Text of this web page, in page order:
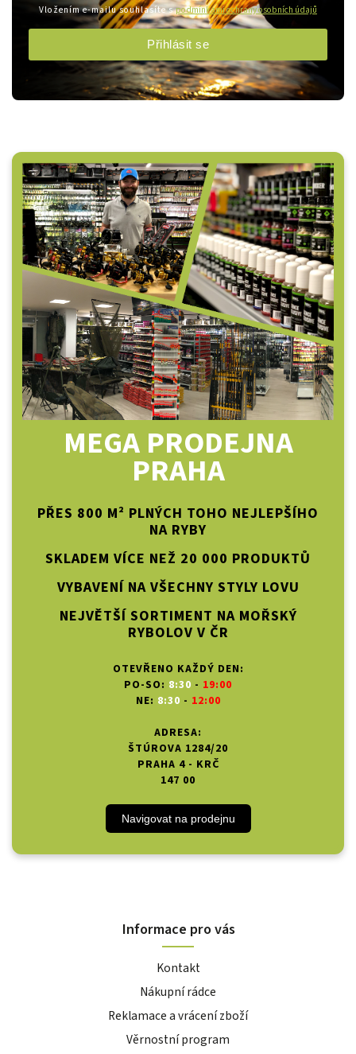
MEGA PRODEJNA
PRAHA
PŘES 800 M² PLNÝCH TOHO NEJLEPŠÍHO
NA RYBY
SKLADEM VÍCE NEŽ 20 000 PRODUKTŮ
VYBAVENÍ NA VŠECHNY STYLY LOVU
NEJVĚTŠÍ SORTIMENT NA MOŘSKÝ
RYBOLOV V ČR
OTEVŘENO KAŽDÝ DEN:
PO-SO: 8:30 - 19:00
NE: 8:30 - 12:00
ADRESA:
ŠTÚROVA 1284/20
PRAHA 4 - KRČ
147 00
Navigovat na prodejnu
Vložením e-mailu souhlasíte spodmínkami ochrany osobních údajů
Přihlásit se
Informace pro vás
Kontakt
Nákupní rádce
Reklamace a vrácení zboží
Věrnostní program